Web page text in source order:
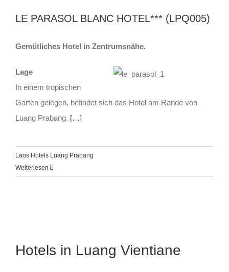
LE PARASOL BLANC HOTEL*** (LPQ005)
Gemütliches Hotel in Zentrumsnähe.
Lage
In einem tropischen
Garten gelegen, befindet sich das Hotel am Rande von
Luang Prabang. […]
Laos Hotels Luang Prabang
Weiterlesen
Hotels in Luang Vientiane